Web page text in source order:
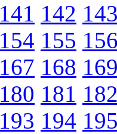
141 142
154 155
167 168
180 181
193 194